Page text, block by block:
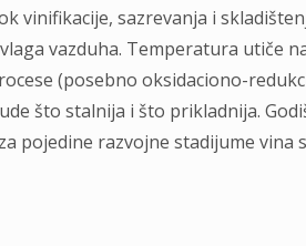
vinifikacije, sazrevanja i
vazduha. Temperatura utiče
(posebno oksidaciono-
što stalnija i što prikladnija.
pojedine razvojne stadijume vina